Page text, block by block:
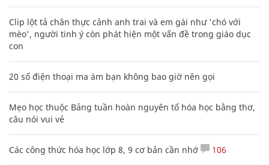
Clip lột tả chân thực cảnh anh trai và em gái như 'chó với
mèo', người tinh ý còn phát hiện một vấn đề trong giáo dục
con
20 số điện thoại ma ám bạn không bao giờ nên gọi
Mẹo học thuộc Bảng tuần hoàn nguyên tố hóa học bằng thơ,
câu nói vui vẻ
Các công thức hóa học lớp 8, 9 cơ bản cần nhớ 106